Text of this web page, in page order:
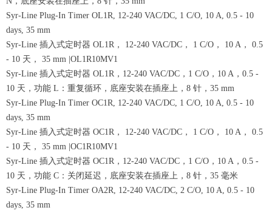
Syr-Line Plug-In Timer OL1R, 12-240 VAC/DC, 1 C/O, 10 A, 0.5 - 10
days, 35 mm
Syr-Line 插入式定时器 OL1R， 12-240 VAC/DC， 1 C/O， 10 A， 0.5
- 10 天， 35 mm |OL1R10MV1
Syr-Line 插入式定时器 OL1R，12-240 VAC/DC，1 C/O，10 A，0.5 -
10 天，功能 L：重复循环，底座安装在插座上，8 针，35 mm
Syr-Line Plug-In Timer OC1R, 12-240 VAC/DC, 1 C/O, 10 A, 0.5 - 10
days, 35 mm
Syr-Line 插入式定时器 OC1R， 12-240 VAC/DC， 1 C/O， 10 A， 0.5
- 10 天， 35 mm |OC1R10MV1
Syr-Line 插入式定时器 OC1R，12-240 VAC/DC，1 C/O，10 A，0.5 -
10 天，功能 C：关闭延迟，底座安装在插座上，8 针，35 毫米
Syr-Line Plug-In Timer OA2R, 12-240 VAC/DC, 2 C/O, 10 A, 0.5 - 10
days, 35 mm